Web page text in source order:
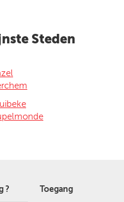
Steden
? Toegang